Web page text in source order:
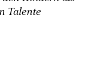
Talente